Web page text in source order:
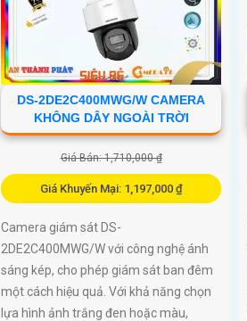
DS-2DE2C400MWG/W CAMERA
KHÔNG DÂY NGOÀI TRỜI
Giá Bán: 1,710,000 ₫
Giá Khuyến Mại: 1,197,000 ₫
Camera giám sát DS-
2DE2C400MWG/W với công nghệ ánh
sáng kép, cho phép giám sát ban đêm
một cách hiệu quả. Với khả năng chọn
lựa hình ảnh trắng đen hoặc màu,